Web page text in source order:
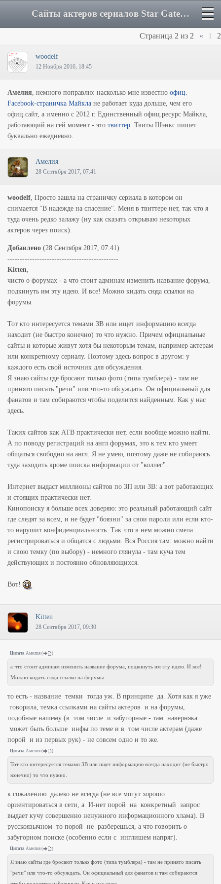
Сайты актеров сериалов Star Gate - Страница 2 - Форум
Страница 2 из 2 « 1 2
woodelf
12 Ноября 2016, 18:45
Амелия, немного поправлю: насколько мне известно офиц.
Facebook-страничка Майкла не работает куда дольше, чем его
офиц.сайт, а именно с 2012 г. Единственный офиц.ресурс Майкла,
работающий на сей момент - это твиттер. Твиты Шэнкс пишет
буквально ежедневно.
Амелия
28 Сентября 2017, 07:41
woodelf, Просто зашла на страничку сериала в котором он
снимается "В надежде на спасение". Меня в твиттере нет, так что я
туда очень редко залажу (ну как сказать открываю некоторых
актеров через поиск).
Добавлено (28 Сентября 2017, 07:41)
---------------------------------------------
Kitten,
чисто о форумах - а что стоит админам изменить название форума,
подкинуть им эту идею. И все! Можно кидать сюда ссылки на
форумы.
Тот кто интересуется темами ЗВ или ищет информацию всегда
находит (не быстро конечно) то что нужно. Причем официальные
сайты и которые живут хотя бы некоторым темам, например актерам
или конкретному сериалу. Поэтому здесь вопрос в другом: у
каждого есть свой источник для обсуждения.
Я знаю сайты где бросают только фото (типа тумблера) - там не
принято писать "речи" или что-то обсуждать. Он официальный для
фанатов и там собираются чтобы поделится найденным. Как у нас
здесь.
Таких сайтов как АТВ практически нет, если вообще можно найти.
А по поводу регистраций на англ форумах, это к тем кто умеет
общаться свободно на англ. Я не умею, поэтому даже не собираюсь
туда заходить кроме поиска информации от "коллег".
Интернет выдаст миллионы сайтов по ЗП или ЗВ: а вот работающих
и стоящих практически нет.
Кинопоиску я больше всех доверяю: это реальный работающий сайт
где следят за всем, и не будет "боязни" за свои пароли или если кто-
то нарушит конфиденциальность. Так что в нем можно смела
регистрироваться и общатся с людьми. Вся Россия там: можно найти
и свою темку (по выбору) - немного глянула - там куча тем
действующих и постоянно обновляющихся.
Вот!
Kitten
28 Сентября 2017, 09:30
Цитата Амелия ( )
а что стоит админам изменить название форума, подкинуть им эту идею. И все!
Можно кидать сюда ссылки на форумы.
то есть - название темки тогда уж. В принципе да. Хотя как я уже
говорила, темка ссылками на сайты актеров и на форумы,
подобные нашему (в том числе и забугорные - там наверняка
может быть больше инфы по теме и в том числе актерам (даже
порой и из первых рук) - не совсем одно и то же.
Цитата Амелия ( )
Тот кто интересуется темами ЗВ или ищет информацию всегда находит (не быстро
конечно) то что нужно.
к сожалению далеко не всегда (не все могут хорошо
ориентироваться в сети, а И-нет порой на конкретный запрос
выдает кучу совершенно ненужного информационного хлама). В
русскоязычном то порой не разберешься, а что говорить о
забугорном поиске (особенно если с инглишем напряг).
Цитата Амелия ( )
Я знаю сайты где бросают только фото (типа тумблера) - там не принято писать
"речи" или что-то обсуждать. Он официальный для фанатов и там собираются